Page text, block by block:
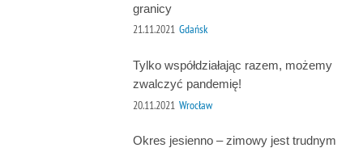
granicy
21.11.2021 Gdańsk
Tylko współdziałając razem, możemy
zwalczyć pandemię!
20.11.2021 Wrocław
Okres jesienno – zimowy jest trudnym